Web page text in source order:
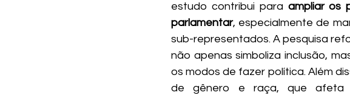
estudo contribui para ampliar os
parlamentar, especialmente de
sub-representados. A pesquisa
não apenas simboliza inclusão,
os modos de fazer política. Além
de gênero e raça, que afeta